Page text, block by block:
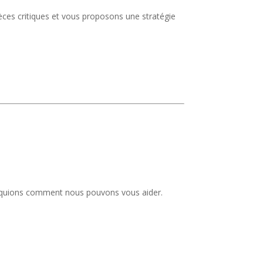
critiques et vous proposons une stratégie
comment nous pouvons vous aider.